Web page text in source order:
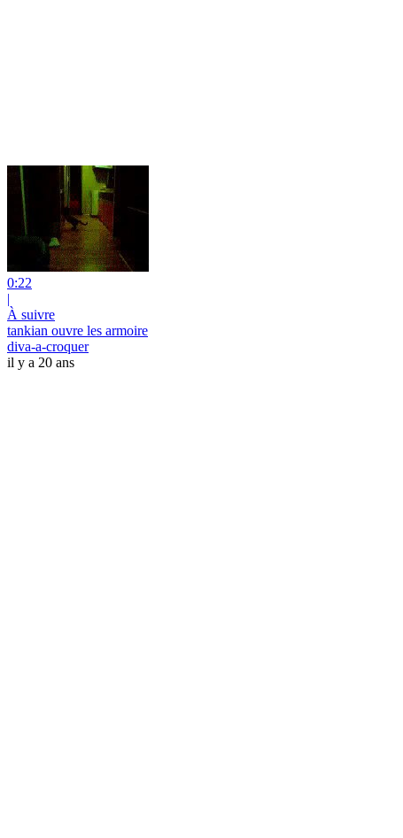
0:22
|
À suivre
tankian ouvre les armoire
diva-a-croquer
il y a 20 ans